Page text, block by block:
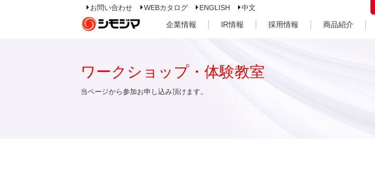
お問い合わせ WEBカタログ ENGLISH 中文
企業情報 IR情報 採用情報 商品紹介
ワークショップ・体験教室
当ページから参加お申し込み頂けます。